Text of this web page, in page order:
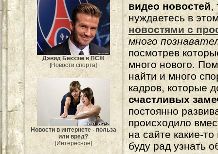
Дэвид Бекхэм в ПСЖ
[Новости спорта]
Новости в интернете - польза
или вред?
[Интересное]
видео новостей,
нуждаетесь в
новостями с
много
посмотрев
много нового.
найти и много
кадров, которые
счастливых
постоянно
происходило
на сайте какие-
буду рад узнать